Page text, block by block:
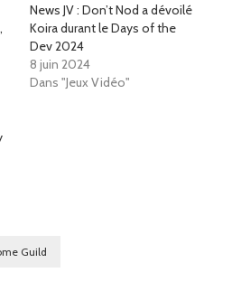
News JV : Don’t Nod a dévoilé
Koira durant le Days of the
Dev 2024
8 juin 2024
Dans "Jeux Vidéo"
Guild